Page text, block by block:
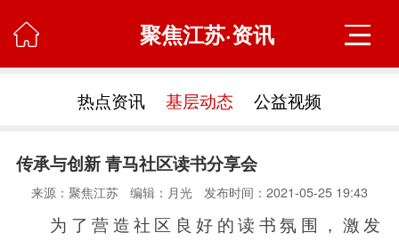
 聚焦江苏·资讯
热点资讯 基层动态 公益视频
传承与创新 青马社区读书分享会
来源：聚焦江苏 编辑：月光 发布时间：2021-05-25 19:43
为了营造社区良好的读书氛围，激发